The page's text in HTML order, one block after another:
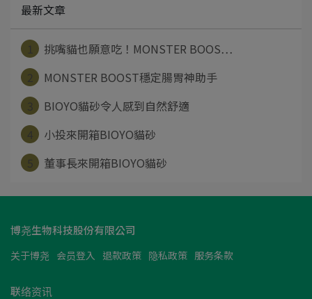
最新文章
挑嘴貓也願意吃！MONSTER BOOS⋯
MONSTER BOOST穩定腸胃神助手
BIOYO貓砂令人感到自然舒適
小投來開箱BIOYO貓砂
董事長來開箱BIOYO貓砂
博尧生物科技股份有限公司
关于博尧 会员登入 退款政策 隐私政策 服务条款
联络资讯